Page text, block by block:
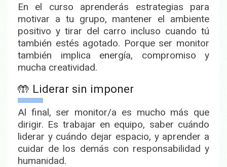
En el curso aprenderás estrategias para
motivar a tu grupo, mantener el ambiente
positivo y tirar del carro incluso cuando tú
también estés agotado. Porque ser monitor
también implica energía, compromiso y
mucha creatividad.
🤲 Liderar sin imponer
Al final, ser monitor/a es mucho más que
dirigir. Es trabajar en equipo, saber cuándo
liderar y cuándo dejar espacio, y aprender a
cuidar de los demás con responsabilidad y
humanidad.